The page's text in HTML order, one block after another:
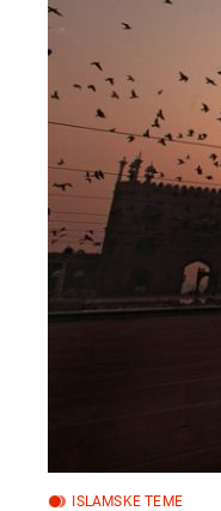
ISLAMSKE TEME